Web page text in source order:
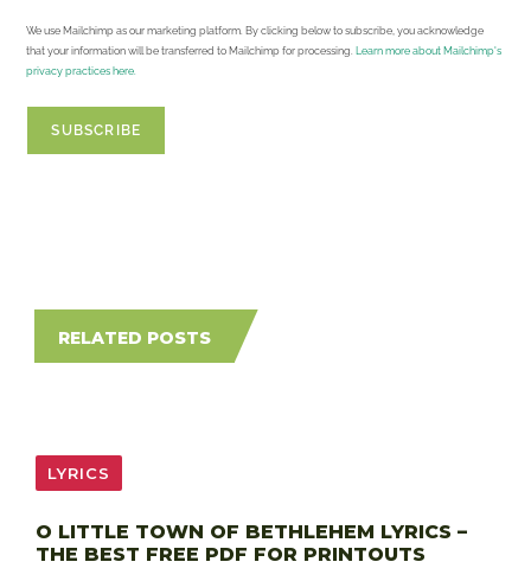
We use Mailchimp as our marketing platform. By clicking below to subscribe, you acknowledge
that your information will be transferred to Mailchimp for processing.
Learn more about Mailchimp's
privacy practices here.
RELATED POSTS
LYRICS
O LITTLE TOWN OF BETHLEHEM LYRICS –
THE BEST FREE PDF FOR PRINTOUTS